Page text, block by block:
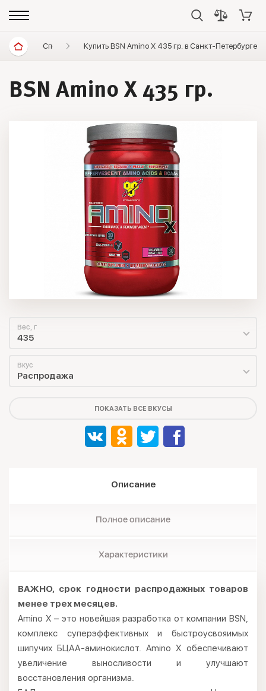
Спортивное питание Аминокислоты Прочие
Купить BSN Amino X 435 гр. в Санкт-Петербурге
BSN Amino X 435 гр.
Вес, г
435
Вкус
Распродажа
ПОКАЗАТЬ ВСЕ ВКУСЫ
Описание
Полное описание
Характеристики
ВАЖНО, срок годности распродажных товаров
менее трех месяцев.
Amino X – это новейшая разработка от компании BSN,
комплекс суперэффективных и быстроусвояимых
шипучих БЦАА-аминокислот. Amino X обеспечивают
увеличение выносливости и улучшают
восстановления организма.